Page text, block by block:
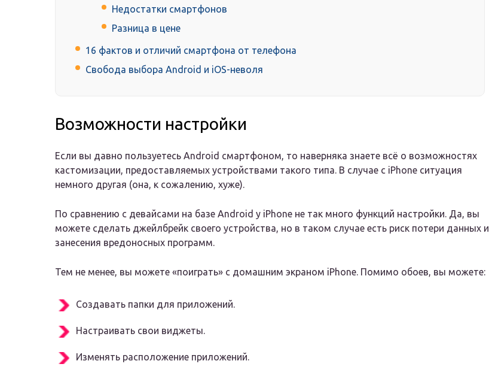
Недостатки смартфонов
Разница в цене
16 фактов и отличий смартфона от телефона
Свобода выбора Android и iOS-неволя
Возможности настройки
Если вы давно пользуетесь Android смартфоном, то наверняка знаете всё о возможностях
кастомизации, предоставляемых устройствами такого типа. В случае с iPhone ситуация
немного другая (она, к сожалению, хуже).
По сравнению с девайсами на базе Android у iPhone не так много функций настройки. Да, вы
можете сделать джейлбрейк своего устройства, но в таком случае есть риск потери данных и
занесения вредоносных программ.
Тем не менее, вы можете «поиграть» с домашним экраном iPhone. Помимо обоев, вы можете:
Создавать папки для приложений.
Настраивать свои виджеты.
Изменять расположение приложений.